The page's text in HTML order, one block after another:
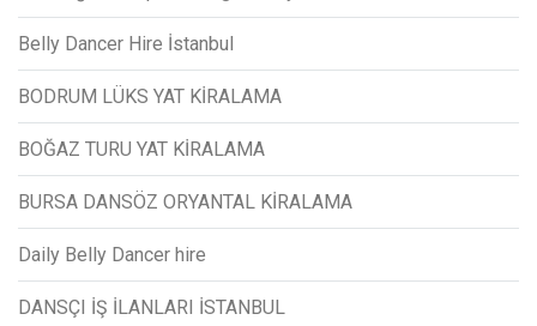
Belly Dancer Hire İstanbul
BODRUM LÜKS YAT KİRALAMA
BOĞAZ TURU YAT KİRALAMA
BURSA DANSÖZ ORYANTAL KİRALAMA
Daily Belly Dancer hire
DANSÇI İŞ İLANLARI İSTANBUL